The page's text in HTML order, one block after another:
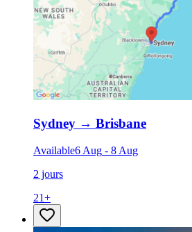
Sydney → Brisbane
Available6 Aug - 8 Aug
2 jours
21+